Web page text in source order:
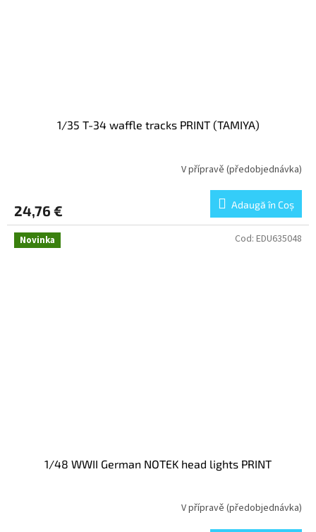
1/35 T-34 waffle tracks PRINT (TAMIYA)
V přípravě (předobjednávka)
24,76 € Adaugă în Coş
Novinka
1/48 WWII German NOTEK head lights PRINT
V přípravě (předobjednávka)
Cod: EDU635048